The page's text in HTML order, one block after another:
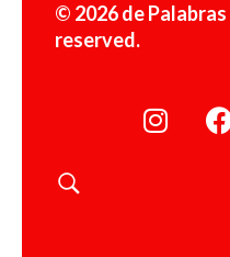
© 2026 de
reserved.